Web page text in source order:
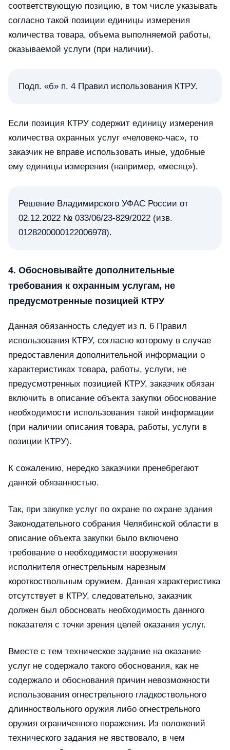
соответствующую позицию, в том числе указывать
согласно такой позиции единицы измерения
количества товара, объема выполняемой работы,
оказываемой услуги (при наличии).
Подп. «б» п. 4 Правил использования КТРУ.
Если позиция КТРУ содержит единицу измерения
количества охранных услуг «человеко-час», то
заказчик не вправе использовать иные, удобные
ему единицы измерения (например, «месяц»).
Решение Владимирского УФАС России от
02.12.2022 № 033/06/23-829/2022 (изв.
0128200000122006978).
4. Обосновывайте дополнительные
требования к охранным услугам, не
предусмотренные позицией КТРУ
Данная обязанность следует из п. 6 Правил
использования КТРУ, согласно которому в случае
предоставления дополнительной информации о
характеристиках товара, работы, услуги, не
предусмотренных позицией КТРУ, заказчик обязан
включить в описание объекта закупки обоснование
необходимости использования такой информации
(при наличии описания товара, работы, услуги в
позиции КТРУ).
К сожалению, нередко заказчики пренебрегают
данной обязанностью.
Так, при закупке услуг по охране по охране здания
Законодательного собрания Челябинской области в
описание объекта закупки было включено
требование о необходимости вооружения
исполнителя огнестрельным нарезным
короткоствольным оружием. Данная характеристика
отсутствует в КТРУ, следовательно, заказчик
должен был обосновать необходимость данного
показателя с точки зрения целей оказания услуг.
Вместе с тем техническое задание на оказание
услуг не содержало такого обоснования, как не
содержало и обоснования причин невозможности
использования огнестрельного гладкоствольного
длинноствольного оружия либо огнестрельного
оружия ограниченного поражения. Из положений
технического задания не явствовало, в чем